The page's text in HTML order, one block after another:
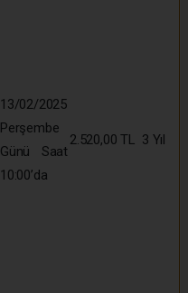
13/02/2025
Perşembe
Günü Saat
10:00’da
2.520,00 TL 3 Yıl